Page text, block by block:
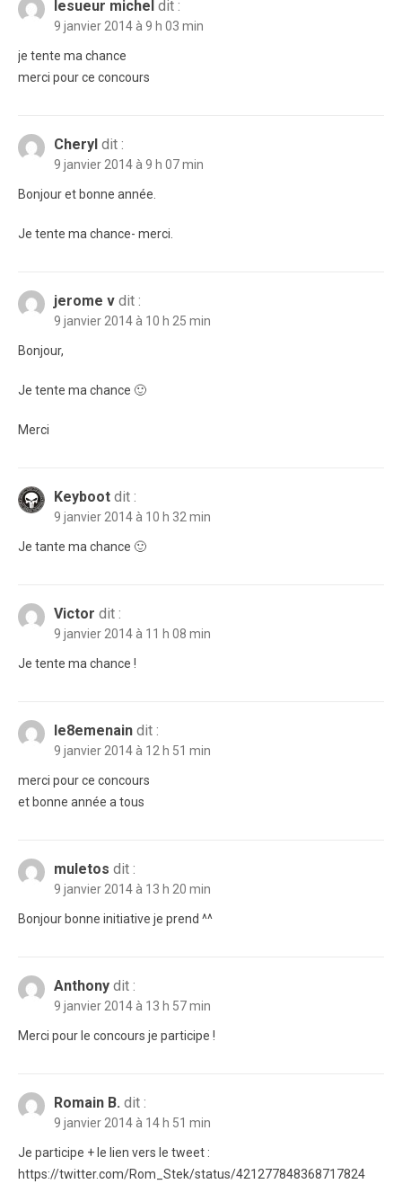
lesueur michel dit :
9 janvier 2014 à 9 h 03 min
je tente ma chance
merci pour ce concours
Cheryl dit :
9 janvier 2014 à 9 h 07 min
Bonjour et bonne année.
Je tente ma chance- merci.
jerome v dit :
9 janvier 2014 à 10 h 25 min
Bonjour,
Je tente ma chance 🙂
Merci
Keyboot dit :
9 janvier 2014 à 10 h 32 min
Je tante ma chance 🙂
Victor dit :
9 janvier 2014 à 11 h 08 min
Je tente ma chance !
le8emenain dit :
9 janvier 2014 à 12 h 51 min
merci pour ce concours
et bonne année a tous
muletos dit :
9 janvier 2014 à 13 h 20 min
Bonjour bonne initiative je prend ^^
Anthony dit :
9 janvier 2014 à 13 h 57 min
Merci pour le concours je participe !
Romain B. dit :
9 janvier 2014 à 14 h 51 min
Je participe + le lien vers le tweet :
https://twitter.com/Rom_Stek/status/421277848368717824